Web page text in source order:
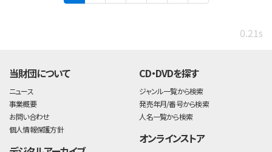
0.21s
当財団について
ニュース
事業概要
お問い合わせ
個人情報保護方針
CD・DVDを探す
ジャンル一覧から検索
発売年月/番号から検索
人名一覧から検索
オンラインストア